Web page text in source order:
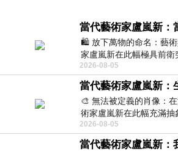
🛍️ 放下萬物的命名：藝
家盧嵐新在此幅極具前
材新作中，直接將被大眾
2026-08-05
🎨 無法被定義的肖像：
術家盧嵐新在此幅充滿
中，以灰白為基底，交織
2026-08-05